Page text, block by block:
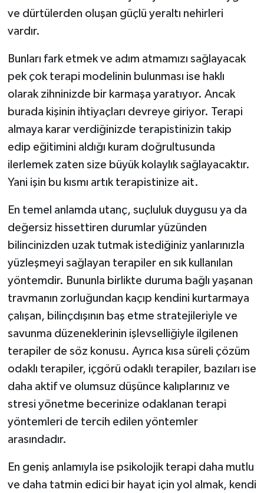
ve dürtülerden oluşan güçlü yeraltı nehirleri
vardır.
Bunları fark etmek ve adım atmamızı sağlayacak
pek çok terapi modelinin bulunması ise haklı
olarak zihninizde bir karmaşa yaratıyor. Ancak
burada kişinin ihtiyaçları devreye giriyor. Terapi
almaya karar verdiğinizde terapistinizin takip
edip eğitimini aldığı kuram doğrultusunda
ilerlemek zaten size büyük kolaylık sağlayacaktır.
Yani işin bu kısmı artık terapistinize ait.
En temel anlamda utanç, suçluluk duygusu ya da
değersiz hissettiren durumlar yüzünden
bilincinizden uzak tutmak istediğiniz yanlarınızla
yüzleşmeyi sağlayan terapiler en sık kullanılan
yöntemdir. Bununla birlikte duruma bağlı yaşanan
travmanın zorluğundan kaçıp kendini kurtarmaya
çalışan, bilinçdışının baş etme stratejileriyle ve
savunma düzeneklerinin işlevselliğiyle ilgilenen
terapiler de söz konusu. Ayrıca kısa süreli çözüm
odaklı terapiler, içgörü odaklı terapiler, bazıları ise
daha aktif ve olumsuz düşünce kalıplarınız ve
stresi yönetme becerinize odaklanan terapi
yöntemleri de tercih edilen yöntemler
arasındadır.
En geniş anlamıyla ise psikolojik terapi daha mutlu
ve daha tatmin edici bir hayat için yol almak, kendi